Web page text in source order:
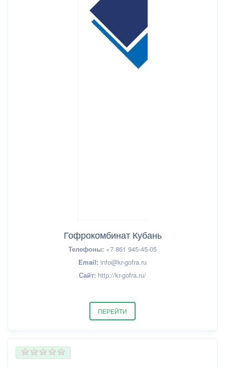
Гофрокомбинат Кубань
Телефоны: +7 861 945-45-05
Email: info@kr-gofra.ru
Сайт: http://kr-gofra.ru/
ПЕРЕЙТИ